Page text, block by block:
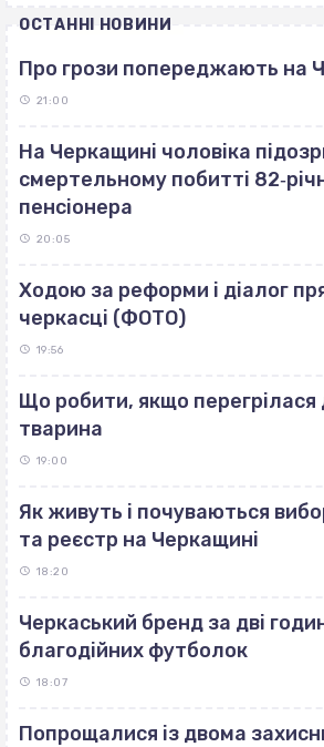
ОСТАННІ НОВИНИ
Про грози попереджають на
21:00
На Черкащині чоловіка
смертельному побитті
пенсіонера
20:05
Ходою за реформи і діалог
черкасці (ФОТО)
19:56
Що робити, якщо
тварина
19:00
Як живуть і почуваються
та реєстр на Черкащині
18:20
Черкаський бренд за дві
благодійних футболок
18:07
Попрощалися із двома